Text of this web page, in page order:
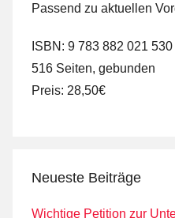
Passend zu aktuellen
ISBN: 9 783 882 021 530
516 Seiten, gebunden
Preis: 28,50€
Neueste Beiträge
Wichtige Petition zur